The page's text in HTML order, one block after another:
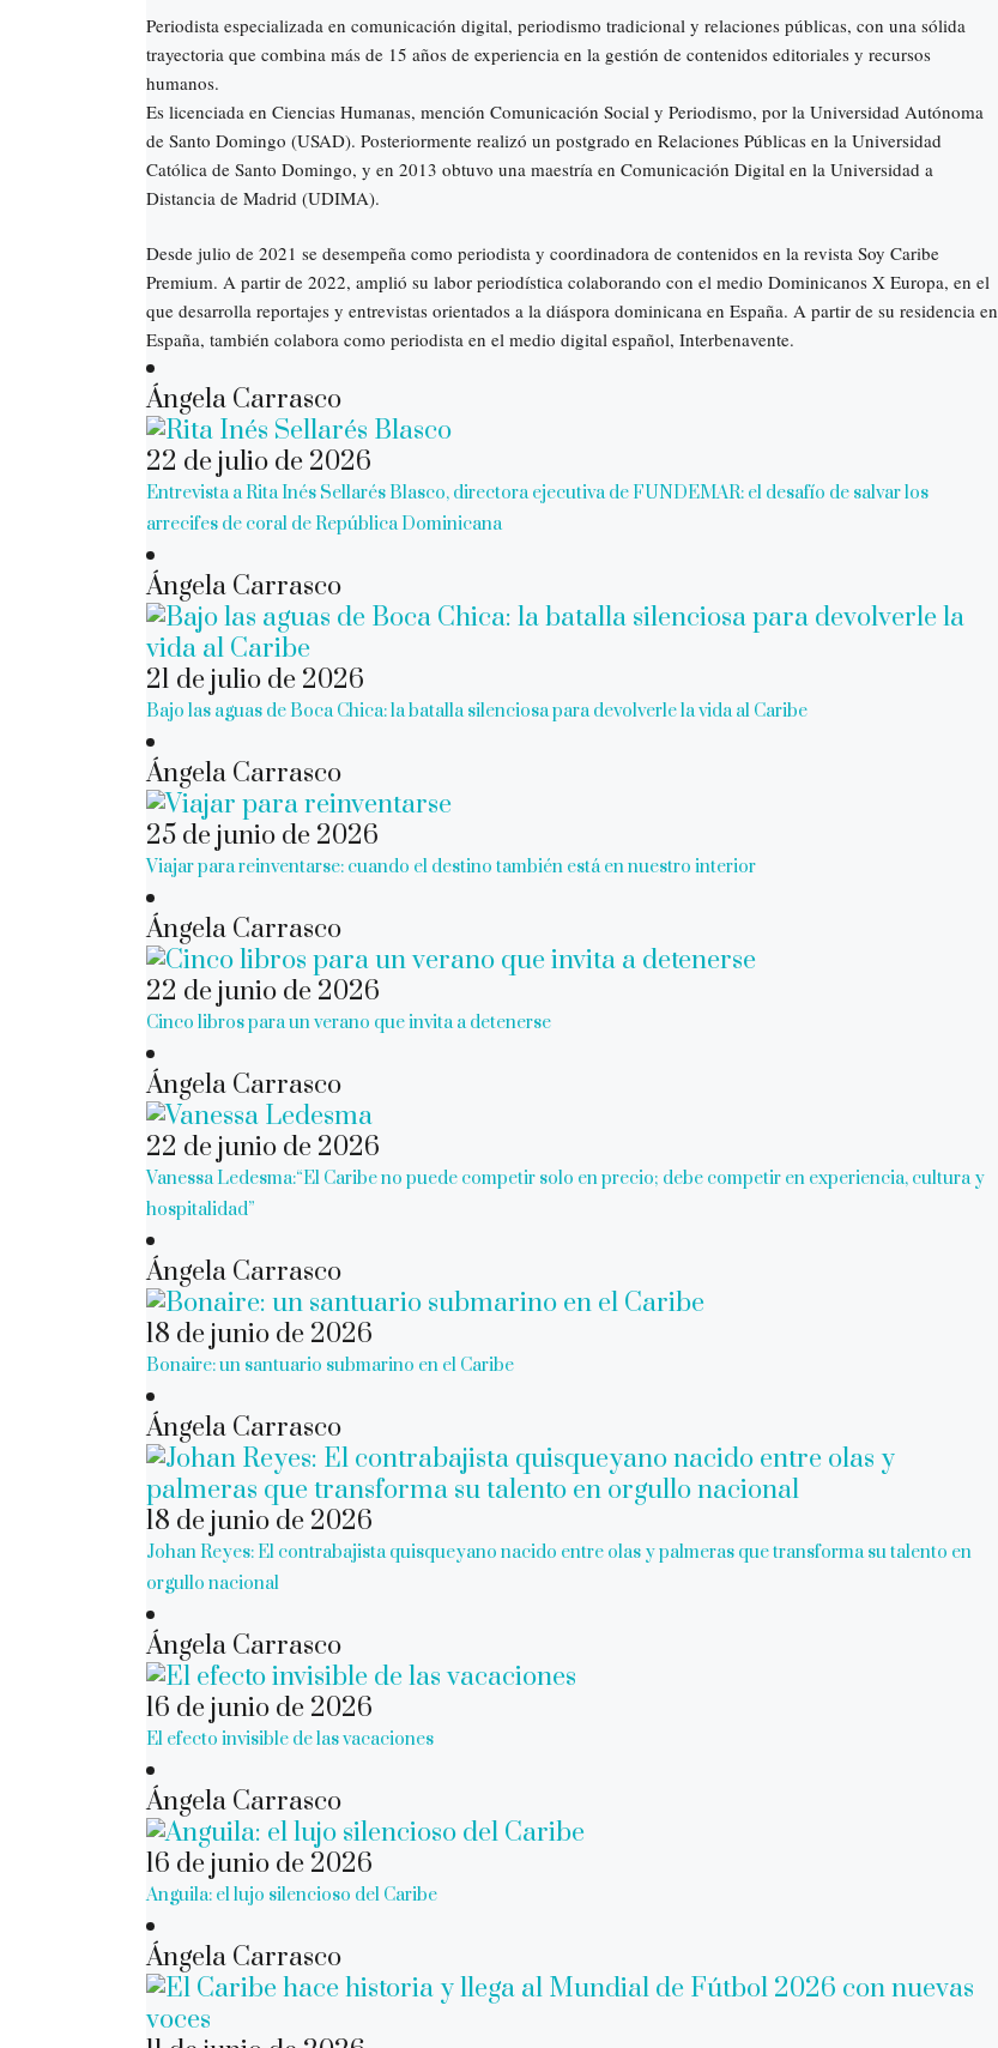
Periodista especializada en comunicación digital, periodismo tradicional y relaciones públicas, con una sólida
trayectoria que combina más de 15 años de experiencia en la gestión de contenidos editoriales y recursos
humanos.
Es licenciada en Ciencias Humanas, mención Comunicación Social y Periodismo, por la Universidad Autónoma
de Santo Domingo (USAD). Posteriormente realizó un postgrado en Relaciones Públicas en la Universidad
Católica de Santo Domingo, y en 2013 obtuvo una maestría en Comunicación Digital en la Universidad a
Distancia de Madrid (UDIMA).
Desde julio de 2021 se desempeña como periodista y coordinadora de contenidos en la revista Soy Caribe
Premium. A partir de 2022, amplió su labor periodística colaborando con el medio Dominicanos X Europa, en el
que desarrolla reportajes y entrevistas orientados a la diáspora dominicana en España. A partir de su residencia en
España, también colabora como periodista en el medio digital español, Interbenavente.
Ángela Carrasco
22 de julio de 2026
Entrevista a Rita Inés Sellarés Blasco, directora ejecutiva de FUNDEMAR: el desafío de salvar los
arrecifes de coral de República Dominicana
Ángela Carrasco
21 de julio de 2026
Bajo las aguas de Boca Chica: la batalla silenciosa para devolverle la vida al Caribe
Ángela Carrasco
25 de junio de 2026
Viajar para reinventarse: cuando el destino también está en nuestro interior
Ángela Carrasco
22 de junio de 2026
Cinco libros para un verano que invita a detenerse
Ángela Carrasco
22 de junio de 2026
Vanessa Ledesma:“El Caribe no puede competir solo en precio; debe competir en experiencia, cultura y
hospitalidad”
Ángela Carrasco
18 de junio de 2026
Bonaire: un santuario submarino en el Caribe
Ángela Carrasco
18 de junio de 2026
Johan Reyes: El contrabajista quisqueyano nacido entre olas y palmeras que transforma su talento en
orgullo nacional
Ángela Carrasco
16 de junio de 2026
El efecto invisible de las vacaciones
Ángela Carrasco
16 de junio de 2026
Anguila: el lujo silencioso del Caribe
Ángela Carrasco